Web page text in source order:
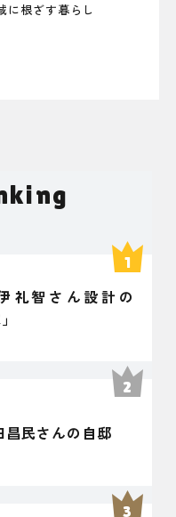
に根ざす暮らし
礼智さん設計の
昌民さんの自邸